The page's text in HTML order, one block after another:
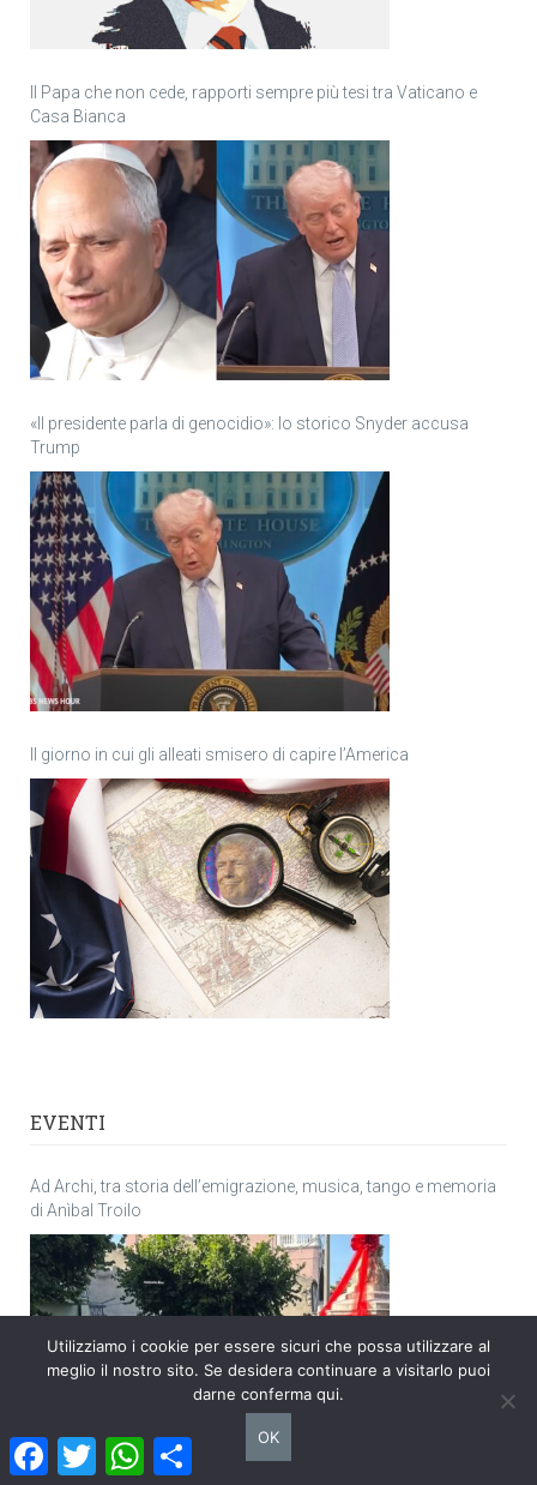
Il Papa che non cede, rapporti sempre più tesi tra Vaticano e
Casa Bianca
«Il presidente parla di genocidio»: lo storico Snyder accusa
Trump
Il giorno in cui gli alleati smisero di capire l’America
EVENTI
Ad Archi, tra storia dell’emigrazione, musica, tango e memoria
di Anìbal Troilo
FacebookTwitter WhatsAppCondividi
Utilizziamo i cookie per essere sicuri che possa utilizzare al
meglio il nostro sito. Se desidera continuare a visitarlo puoi
darne conferma qui.
OK